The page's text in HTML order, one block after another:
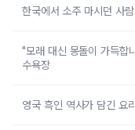
한국에서 소주 마시던 사
"모래 대신 몽돌이 가득합
수욕장
영국 흑인 역사가 담긴 요